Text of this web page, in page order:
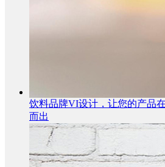
饮料品牌VI设计，让您的产品
而出